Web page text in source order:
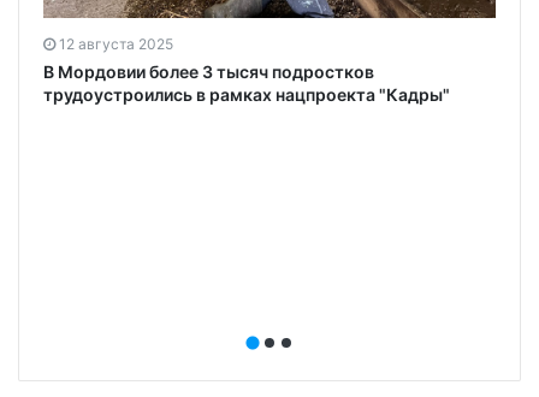
12 августа 2025
В Мордовии более 3 тысяч подростков
трудоустроились в рамках нацпроекта "Кадры"